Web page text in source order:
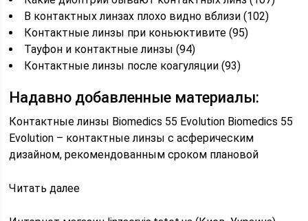
В контактных линзах плохо видно вблизи (102)
Контактные линзы при коньюктивите (95)
Тауфон и контактные линзы (94)
Контактные линзы после коагуляции (93)
Надавно добавленные материалы:
Контактные линзы Biomedics 55 Evolution Biomedics 55
Evolution – контактные линзы с асферическим
дизайном, рекомендованным сроком плановой
Читать далее